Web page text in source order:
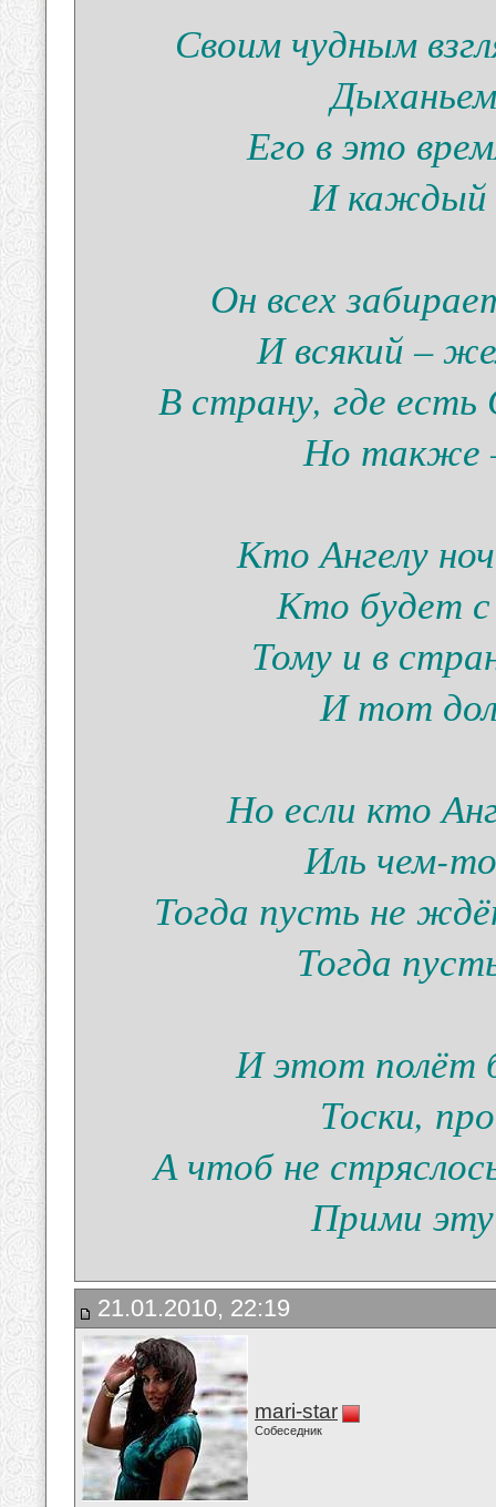
Своим чудным
Его в это
И каждый
Он всех
И всякий –
В страну, где есть
Но также
Кто Ангелу
Кто будет
Тому и в
И тот
Но если кто
Иль чем-
Тогда пусть не
Тогда
И этот полёт
Тоски,
А чтоб не
Прими эту
21.01.2010, 22:19
mari-star
Собеседник